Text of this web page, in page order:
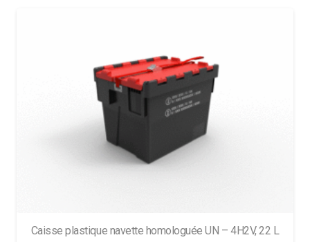
Caisse plastique navette homologuée UN – 4H2V, 22 L